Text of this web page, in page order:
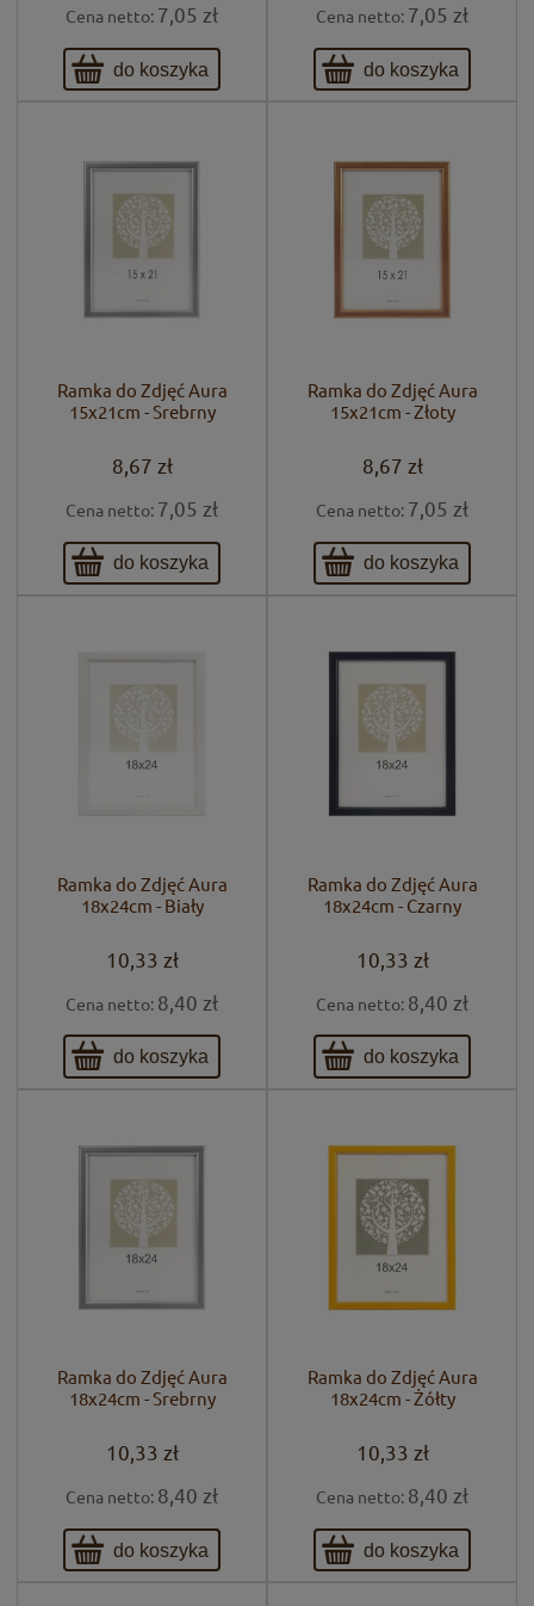
Cena netto: 7,05 zł
do koszyka
Cena netto: 7,05 zł
do koszyka
Ramka do Zdjęć Aura
15x21cm - Srebrny
8,67 zł
Cena netto: 7,05 zł
do koszyka
Ramka do Zdjęć Aura
15x21cm - Złoty
8,67 zł
Cena netto: 7,05 zł
do koszyka
Ramka do Zdjęć Aura
18x24cm - Biały
10,33 zł
Cena netto: 8,40 zł
do koszyka
Ramka do Zdjęć Aura
18x24cm - Czarny
10,33 zł
Cena netto: 8,40 zł
do koszyka
Ramka do Zdjęć Aura
18x24cm - Srebrny
10,33 zł
Cena netto: 8,40 zł
do koszyka
Ramka do Zdjęć Aura
18x24cm - Żółty
10,33 zł
Cena netto: 8,40 zł
do koszyka